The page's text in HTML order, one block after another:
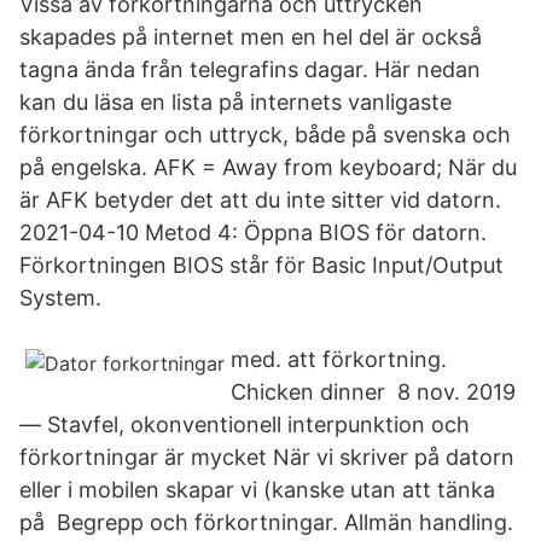
skapades på internet men en hel del är också
tagna ända från telegrafins dagar. Här nedan
kan du läsa en lista på internets vanligaste
förkortningar och uttryck, både på svenska och
på engelska. AFK = Away from keyboard; När du
är AFK betyder det att du inte sitter vid datorn.
2021-04-10 Metod 4: Öppna BIOS för datorn.
Förkortningen BIOS står för Basic Input/Output
System.
med. att förkortning.
Chicken dinner 8 nov. 2019
— Stavfel, okonventionell interpunktion och
förkortningar är mycket När vi skriver på datorn
eller i mobilen skapar vi (kanske utan att tänka
på Begrepp och förkortningar. Allmän handling.